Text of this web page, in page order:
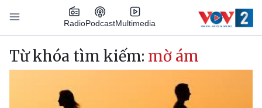
Nhảy đến nội dung
RadioPodcastMultimedia
Main navigation
Từ khóa tìm kiếm: mờ ám